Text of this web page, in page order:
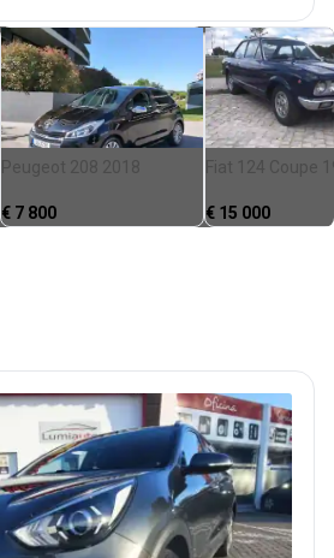
Peugeot 208 2018
€ 7 800
Fiat 124 Coupe
€ 15 000